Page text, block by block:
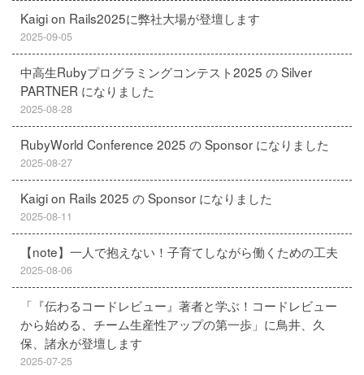
Kaigi on Rails2025に弊社大場が登壇します
2025-09-05
中高生Rubyプログラミングコンテスト2025 の Silver
PARTNER になりました
2025-08-28
RubyWorld Conference 2025 の Sponsor になりました
2025-08-27
Kaigi on Rails 2025 の Sponsor になりました
2025-08-11
【note】一人で抱えない！子育てしながら働くための工夫
2025-08-06
「『伝わるコードレビュー』著者と学ぶ！コードレビュー
から始める、チーム生産性アップの第一歩」に鳥井、久
保、諸永が登壇します
2025-07-25